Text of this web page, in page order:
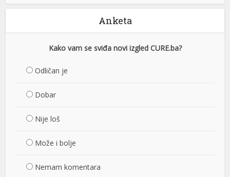
Anketa
Kako vam se sviđa novi izgled CURE.ba?
Odličan je
Dobar
Nije loš
Može i bolje
Nemam komentara